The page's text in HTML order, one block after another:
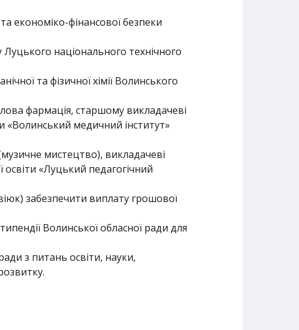
економіко-фінансової безпеки
національного технічного
та фізичної хімії Волинського
фармація, старшому викладачеві
«Волинський медичний інститут»
мистецтво), викладачеві
«Луцький педагогічний
забезпечити виплату грошової
Волинської обласної ради для
з питань освіти, науки,